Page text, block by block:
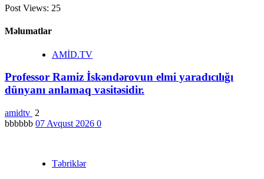
Post Views: 25
Məlumatlar
AMİD.TV
Professor Ramiz İskəndərovun elmi yaradıcılığı
dünyanı anlamaq vasitəsidir.
amidtv 2
bbbbbb 07 Avqust 2026 0
Təbriklər